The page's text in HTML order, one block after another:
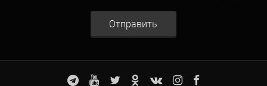
Отправить